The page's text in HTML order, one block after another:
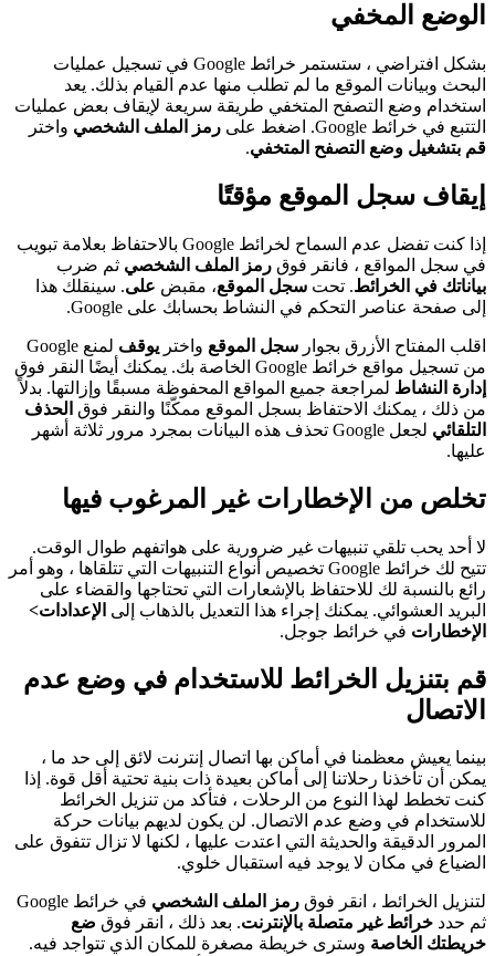
الوضع المخفي
بشكل افتراضي ، ستستمر خرائط Google في تسجيل عمليات
البحث وبيانات الموقع ما لم تطلب منها عدم القيام بذلك. يعد
استخدام وضع التصفح المتخفي طريقة سريعة لإيقاف بعض عمليات
التتبع في خرائط Google. اضغط على
رمز الملف الشخصي واختر
قم بتشغيل وضع التصفح المتخفي.
إيقاف سجل الموقع مؤقتًا
إذا كنت تفضل عدم السماح لخرائط Google بالاحتفاظ بعلامة تبويب
في سجل المواقع ، فانقر فوق رمز الملف الشخصي ثم ضرب
بياناتك في الخرائط. تحت سجل الموقع، مقبض على. سينقلك هذا
إلى صفحة عناصر التحكم في النشاط بحسابك على Google.
اقلب المفتاح الأزرق بجوار سجل الموقع واختر يوقف
لمنع Google
من تسجيل مواقع خرائط Google الخاصة بك. يمكنك أيضًا النقر فوق
إدارة النشاط لمراجعة جميع المواقع المحفوظة مسبقًا وإزالتها. بدلاً
من ذلك ، يمكنك الاحتفاظ بسجل الموقع ممكّنًا والنقر فوق الحذف
التلقائي
لجعل Google تحذف هذه البيانات بمجرد مرور ثلاثة أشهر
عليها.
تخلص من الإخطارات غير المرغوب فيها
لا أحد يحب تلقي تنبيهات غير ضرورية على هواتفهم طوال الوقت.
تتيح لك خرائط Google تخصيص أنواع التنبيهات التي تتلقاها ، وهو أمر
رائع بالنسبة لك للاحتفاظ بالإشعارات التي تحتاجها والقضاء على
البريد العشوائي. يمكنك إجراء هذا التعديل بالذهاب إلى الإعدادات>
الإخطارات في خرائط جوجل.
قم بتنزيل الخرائط للاستخدام في وضع عدم
الاتصال
بينما يعيش معظمنا في أماكن بها اتصال إنترنت لائق إلى حد ما ،
يمكن أن تأخذنا رحلاتنا إلى أماكن بعيدة ذات بنية تحتية أقل قوة. إذا
كنت تخطط لهذا النوع من الرحلات ، فتأكد من تنزيل الخرائط
للاستخدام في وضع عدم الاتصال. لن يكون لديهم بيانات حركة
المرور الدقيقة والحديثة التي اعتدت عليها ، لكنها لا تزال تتفوق على
الضياع في مكان لا يوجد فيه استقبال خلوي.
لتنزيل الخرائط ، انقر فوق رمز الملف الشخصي
في خرائط Google
ثم حدد خرائط غير متصلة بالإنترنت. بعد ذلك ، انقر فوق ضع
خريطتك الخاصة وسترى خريطة مصغرة للمكان الذي تتواجد فيه.